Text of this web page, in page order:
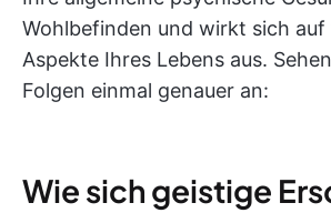
Wohlbefinden und wirkt sich auf
Aspekte Ihres Lebens aus.
Folgen einmal genauer an:
Wie sich geistige